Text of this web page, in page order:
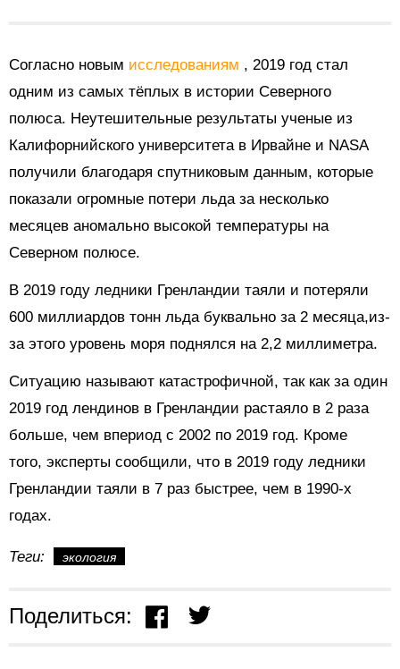
Согласно новым исследованиям , 2019 год стал
одним из самых тёплых в истории Северного
полюса. Неутешительные результаты ученые из
Калифорнийского университета в Ирвайне и NASA
получили благодаря спутниковым данным, которые
показали огромные потери льда за несколько
месяцев аномально высокой температуры на
Северном полюсе.
В 2019 году ледники Гренландии таяли и потеряли
600 миллиардов тонн льда буквально за 2 месяца,из-
за этого уровень моря поднялся на 2,2 миллиметра.
Ситуацию называют катастрофичной, так как за один
2019 год лендинов в Гренландии растаяло в 2 раза
больше, чем впериод с 2002 по 2019 год. Кроме
того, эксперты сообщили, что в 2019 году ледники
Гренландии таяли в 7 раз быстрее, чем в 1990-х
годах.
Теги: экология
Поделиться: